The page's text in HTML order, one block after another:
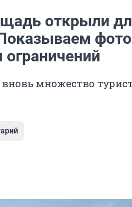
открыли
ограничений
множество